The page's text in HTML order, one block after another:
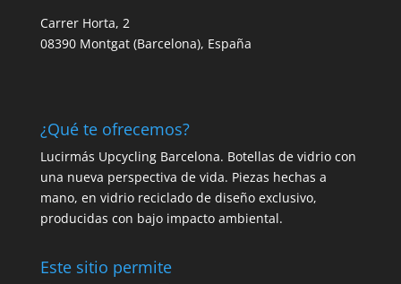
Carrer Horta, 2
08390 Montgat (Barcelona), España
¿Qué te ofrecemos?
Lucirmás Upcycling Barcelona. Botellas de vidrio con
una nueva perspectiva de vida. Piezas hechas a
mano, en vidrio reciclado de diseño exclusivo,
producidas con bajo impacto ambiental.
Este sitio permite